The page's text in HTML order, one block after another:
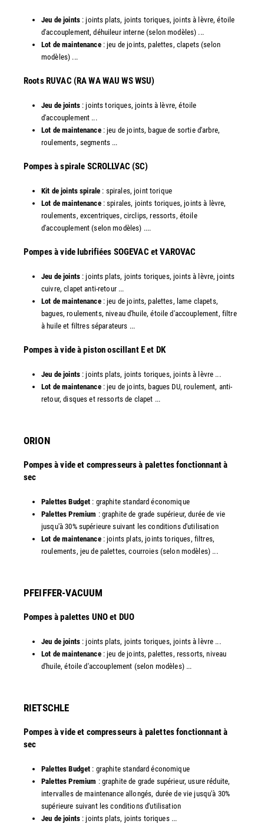
Jeu de joints: joints plats, joints toriques, joints à lèvre, étoile
d'accouplement, déhuileur interne (selon modèles) ...
Lot de maintenance: jeu de joints, palettes, clapets (selon
modèles) ...
​Roots RUVAC (RA WA WAU WS WSU)
Jeu de joints: joints toriques, joints à lèvre, étoile
d'accouplement ...
Lot de maintenance : jeu de joints, bague de sortie d'arbre,
roulements, segments ...
​Pompes à spirale SCROLLVAC (SC)
Kit de joints spirale : spirales, joint torique
Lot de maintenance: spirales, joints toriques, joints à lèvre,
roulements, excentriques, circlips, ressorts, étoile
d'accouplement (selon modèles) ....
​Pompes à vide lubrifiées SOGEVAC et VAROVAC
Jeu de joints: joints plats, joints toriques, joints à lèvre, joints
cuivre, clapet anti-retour ...
Lot de maintenance: jeu de joints, palettes, lame clapets,
bagues, roulements, niveau d'huile, étoile d'accouplement, filtre
à huile et filtres séparateurs ...
​Pompes à vide à piston oscillant E et DK
Jeu de joints: joints plats, joints toriques, joints à lèvre ...
Lot de maintenance: jeu de joints, bagues DU, roulement, anti-
retour, disques et ressorts de clapet ...​
ORION
Pompes à vide et compresseurs à palettes fonctionnant à
sec
Palettes Budget : graphite standard économique
Palettes Premium : graphite de grade supérieur, durée de vie
jusqu'à 30% supérieure suivant les conditions d'utilisation
Lot de maintenance: joints plats, joints toriques, filtres,
roulements, jeu de palettes, courroies (selon modèles) ...​
PFEIFFER-VACUUM
Pompes à palettes UNO et DUO
Jeu de joints: joints plats, joints toriques, joints à lèvre ...
Lot de maintenance: jeu de joints, palettes, ressorts, niveau
d'huile, étoile d'accouplement (selon modèles) ...​​
RIETSCHLE
Pompes à vide et compresseurs à palettes fonctionnant à
sec
Palettes Budget : graphite standard économique
Palettes Premium : graphite de grade supérieur, usure réduite,
intervalles de maintenance allongés, durée de vie jusqu'à 30%
supérieure suivant les conditions d'utilisation
Jeu de joints: joints plats, joints toriques ...